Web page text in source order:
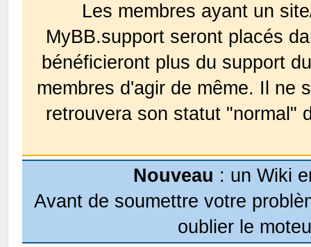
Les membres ayant un
MyBB.support seront placés
bénéficieront plus du support
membres d'agir de même. Il ne
retrouvera son statut "normal"
Nouveau : un Wiki
Avant de soumettre votre
oublier le